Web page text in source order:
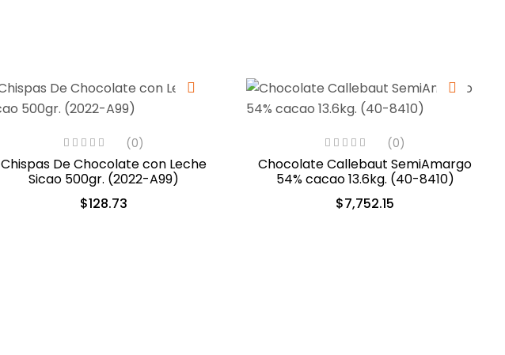
(0)
Chispas De Chocolate con Leche
Sicao 500gr. (2022-A99)
$128.73
(0)
Chocolate Callebaut SemiAmargo
54% cacao 13.6kg. (40-8410)
$7,752.15